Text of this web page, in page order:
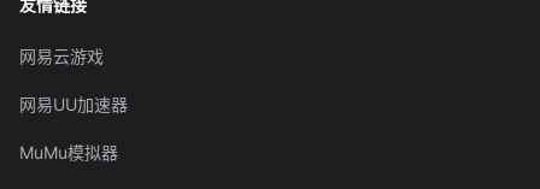
网易云游戏
网易UU加速器
MuMu模拟器